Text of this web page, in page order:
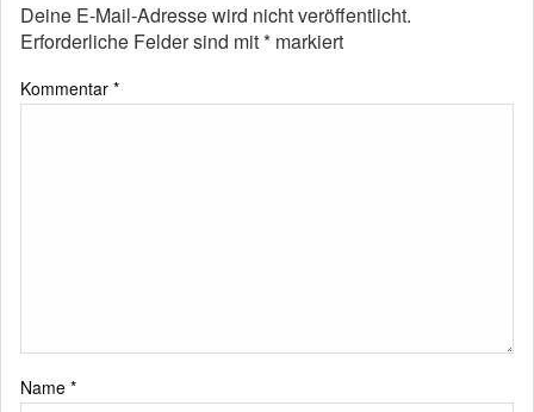
Deine E-Mail-Adresse wird nicht veröffentlicht.
Erforderliche Felder sind mit* markiert
Kommentar *
Name *